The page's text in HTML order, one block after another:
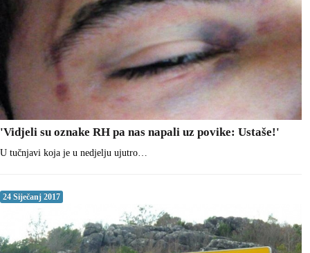
'Vidjeli su oznake RH pa nas napali uz povike: Ustaše!'
U tučnjavi koja je u nedjelju ujutro…
24 Siječanj 2017